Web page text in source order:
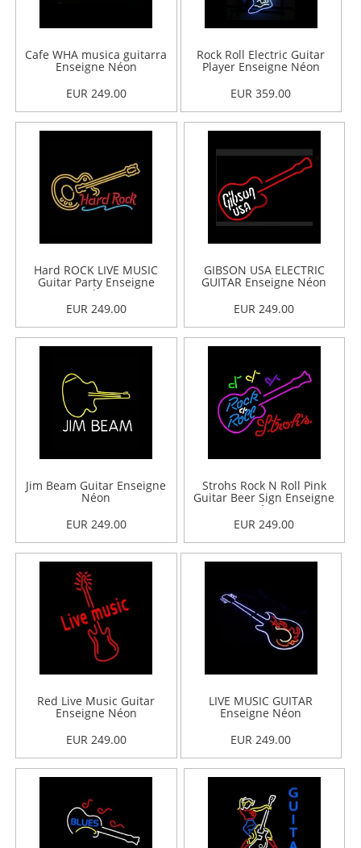
Cafe WHA musica guitarra
Enseigne Néon
EUR 249.00
Rock Roll Electric Guitar
Player Enseigne Néon
EUR 359.00
Hard ROCK LIVE MUSIC
Guitar Party Enseigne
Néon
EUR 249.00
GIBSON USA ELECTRIC
GUITAR Enseigne Néon
EUR 249.00
Jim Beam Guitar Enseigne
Néon
EUR 249.00
Strohs Rock N Roll Pink
Guitar Beer Sign Enseigne
Néon
EUR 249.00
Red Live Music Guitar
Enseigne Néon
EUR 249.00
LIVE MUSIC GUITAR
Enseigne Néon
EUR 249.00